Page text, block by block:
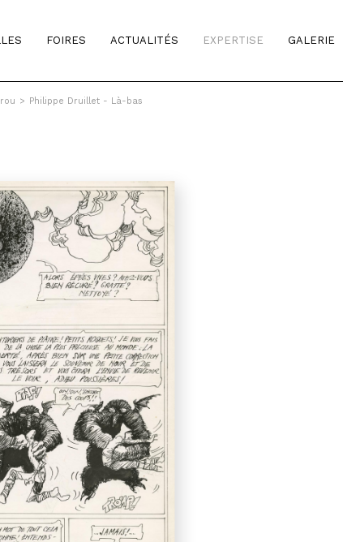
FOIRES ACTUALITÉS EXPERTISE GALERIE
> Philippe Druillet - Là-bas